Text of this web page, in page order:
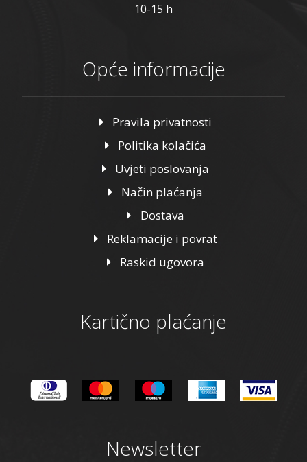
10-15 h
Opće informacije
Pravila privatnosti
Politika kolačića
Uvjeti poslovanja
Način plaćanja
Dostava
Reklamacije i povrat
Raskid ugovora
Kartično plaćanje
Newsletter